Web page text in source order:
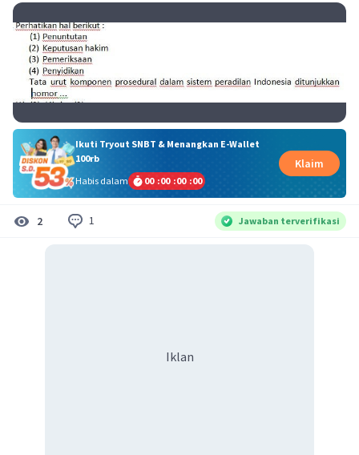
Ikuti Tryout SNBT & Menangkan E-Wallet
100rb
Habis dalam
00 :00 :00 :00
Klaim
2 1 Jawaban terverifikasi
Iklan